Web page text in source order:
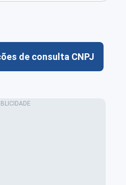
de consulta CNPJ